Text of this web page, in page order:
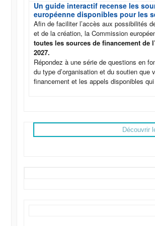
Un guide interactif recense les
européenne disponibles pour les
Afin de faciliter l’accès aux possibilités
et de la création, la Commission
toutes les sources de financement de
2027.
Répondez à une série de questions en
du type d’organisation et du soutien
financement et les appels disponibles
Découvrir